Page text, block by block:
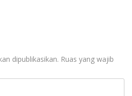
dipublikasikan. Ruas yang wajib